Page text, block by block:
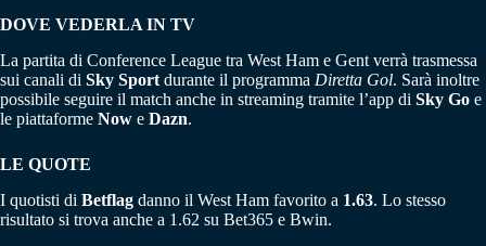
DOVE VEDERLA IN TV
La partita di Conference League tra West Ham e Gent verrà trasmessa
sui canali di Sky Sport durante il programma Diretta Gol. Sarà inoltre
possibile seguire il match anche in streaming tramite l’app di Sky Go e
le piattaforme Now e Dazn.
LE QUOTE
I quotisti di Betflag danno il West Ham favorito a 1.63. Lo stesso
risultato si trova anche a 1.62 su Bet365 e Bwin.